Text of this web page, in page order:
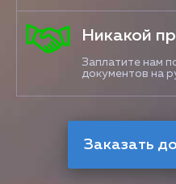
Никакой
Заплатите нам
документов на